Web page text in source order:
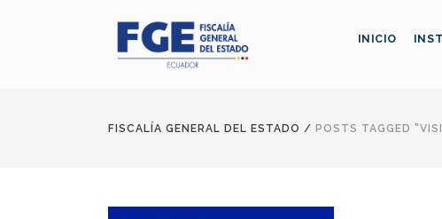
INICIO
FISCALÍA GENERAL DEL ESTADO / POSTS TAGGED